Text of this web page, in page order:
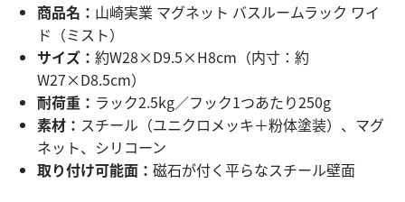
商品名： 山崎実業 マグネット バスルームラック ワイ
ド（ミスト）
サイズ： 約W28×D9.5×H8cm（内寸：約
W27×D8.5cm）
耐荷重： ラック2.5kg／フック1つあたり250g
素材： スチール（ユニクロメッキ＋粉体塗装）、マグ
ネット、シリコーン
取り付け可能面： 磁石が付く平らなスチール壁面